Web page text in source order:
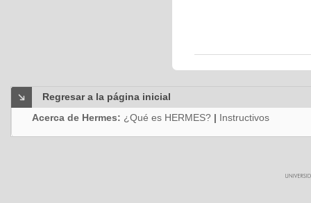
Regresar a la página inicial
Acerca de Hermes: ¿Qué es HERMES? | Instructivos